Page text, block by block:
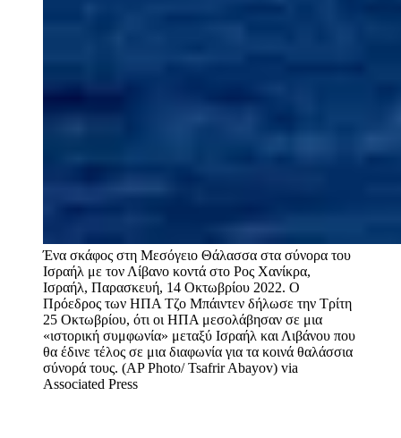
Ένα σκάφος στη Μεσόγειο Θάλασσα στα σύνορα του
Ισραήλ με τον Λίβανο κοντά στο Ρος Χανίκρα,
Ισραήλ, Παρασκευή, 14 Οκτωβρίου 2022. Ο
Πρόεδρος των ΗΠΑ Τζο Μπάιντεν δήλωσε την Τρίτη
25 Οκτωβρίου, ότι οι ΗΠΑ μεσολάβησαν σε μια
«ιστορική συμφωνία» μεταξύ Ισραήλ και Λιβάνου που
θα έδινε τέλος σε μια διαφωνία για τα κοινά θαλάσσια
σύνορά τους. (AP Photo/ Tsafrir Abayov) via
Associated Press